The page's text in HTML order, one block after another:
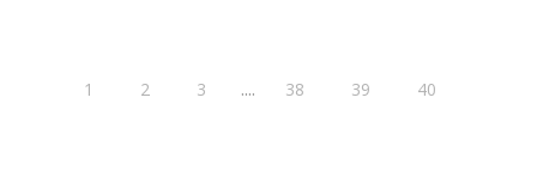
1 2 3 .... 38 39 40